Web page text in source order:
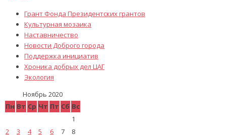
Грант Фонда Президентских грантов
Культурная мозаика
Наставничество
Новости Доброго города
Поддержка инициатив
Хроника добрых дел ЦАГ
Экология
Ноябрь 2020
Пн Вт Ср Чт Пт Сб Вс
1
2
3 4 5 6 7
8